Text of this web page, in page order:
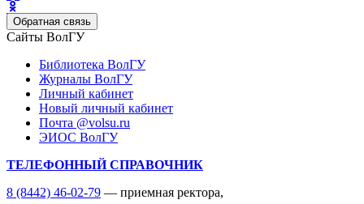
Обратная связь
Сайты ВолГУ
Библиотека ВолГУ
Журналы ВолГУ
Личный кабинет
Новый личный кабинет
Почта @volsu.ru
ЭИОС ВолГУ
ТЕЛЕФОННЫЙ СПРАВОЧНИК
8 (8442) 46-02-79 — приемная ректора,